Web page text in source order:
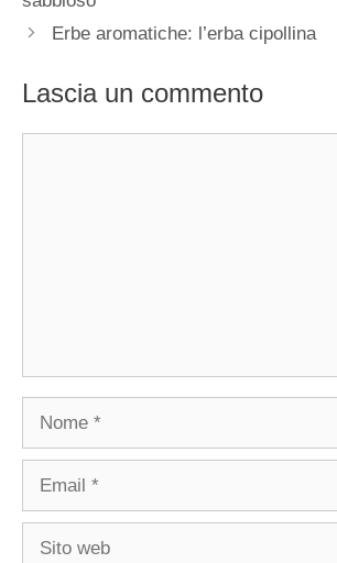
Erbe aromatiche: l’erba cipollina
Lascia un commento
Nome
Email
Sito